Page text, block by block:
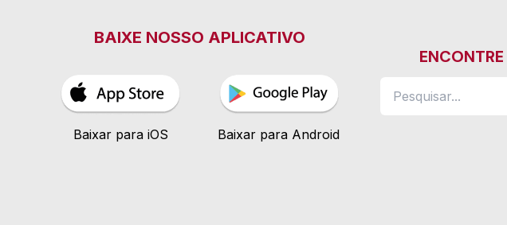
BAIXE NOSSO APLICATIVO
Baixar para iOS Baixar para Android